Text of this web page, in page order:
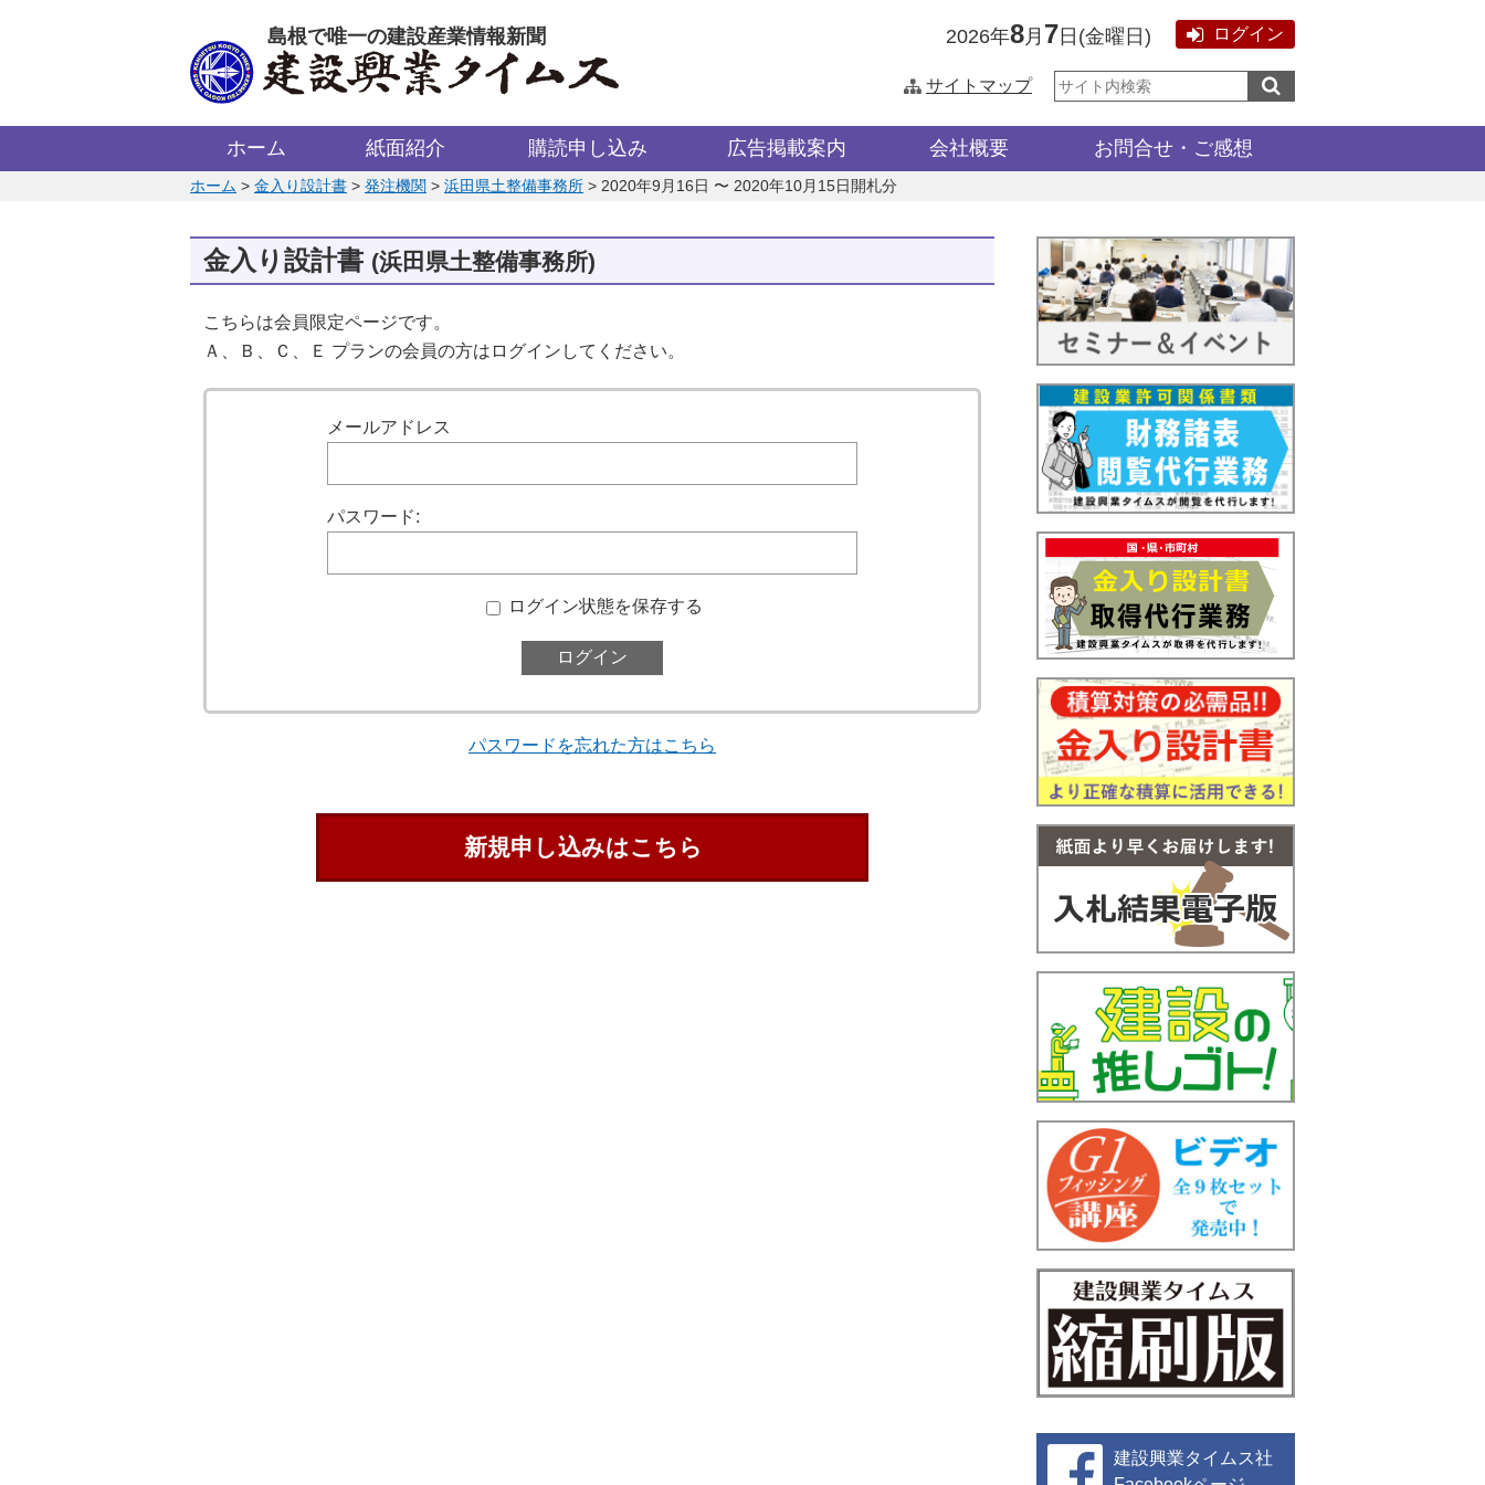
島根で唯一の建設産業情報新聞 2026年8月 7 日 (金曜日 ) ログイン
サイトマップ
サ
イ
内
ホーム 紙面紹介 購読申し込み 広告掲載案内 会社概要 お問合せ・ご感想
このページの位置:
ホーム > 金入り設計書 > 発注機関 > 浜田県土整備事務所 > 2020年9月16日 〜 2020年10月15日開札分
金入り設計書 (浜田県土整備事務所)
こちらは会員限定ページです。
Ａ、Ｂ、Ｃ、Ｅ プランの会員の方はログインしてください。
メールアドレス
パスワード:
ログイン状態を保存する
パスワードを忘れた方はこちら
新規申し込みはこちら
建設興業タイムス社